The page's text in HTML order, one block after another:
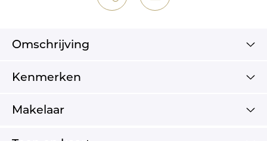
Omschrijving
Kenmerken
Makelaar